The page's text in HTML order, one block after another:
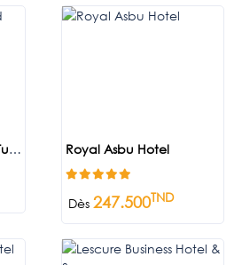
Parc Carthage Land Tunis Royal Asbu Hotel
Dès247.500TND